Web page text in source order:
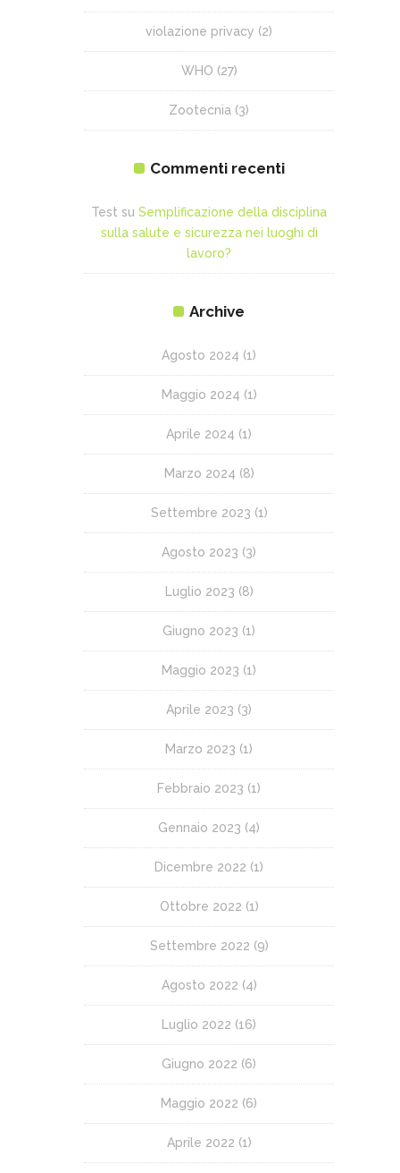
violazione privacy (2)
WHO (27)
Zootecnia (3)
Commenti recenti
Test su Semplificazione della disciplina
sulla salute e sicurezza nei luoghi di
lavoro?
Archive
Agosto 2024 (1)
Maggio 2024 (1)
Aprile 2024 (1)
Marzo 2024 (8)
Settembre 2023 (1)
Agosto 2023 (3)
Luglio 2023 (8)
Giugno 2023 (1)
Maggio 2023 (1)
Aprile 2023 (3)
Marzo 2023 (1)
Febbraio 2023 (1)
Gennaio 2023 (4)
Dicembre 2022 (1)
Ottobre 2022 (1)
Settembre 2022 (9)
Agosto 2022 (4)
Luglio 2022 (16)
Giugno 2022 (6)
Maggio 2022 (6)
Aprile 2022 (1)